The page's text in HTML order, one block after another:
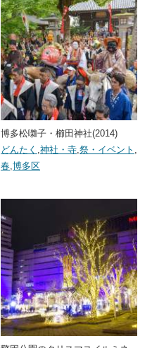
博多松囃子・櫛田神社(2014)
どんたく ,神社・寺,祭・イベント ,
春,博多区